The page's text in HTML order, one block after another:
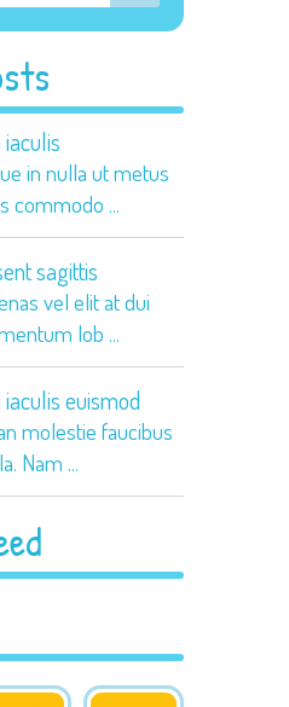
in nulla ut metus
commodo ...
sagittis
vel elit at dui
lob ...
iaculis euismod
molestie faucibus
Nam ...